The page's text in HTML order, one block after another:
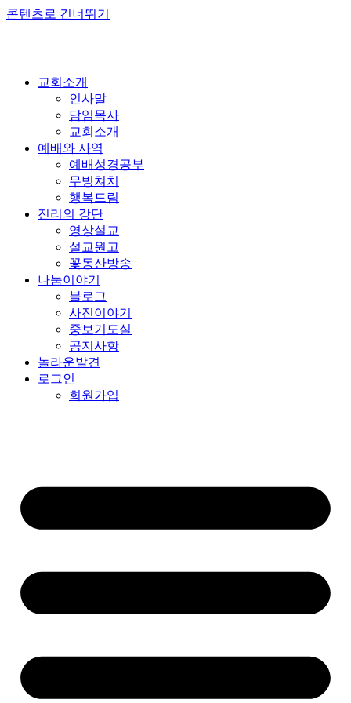
콘텐츠로 건너뛰기
교회소개
인사말
담임목사
교회소개
예배와 사역
예배성경공부
무빙쳐치
행복드림
진리의 강단
영상설교
설교원고
꽃동산방송
나눔이야기
블로그
사진이야기
중보기도실
공지사항
놀라운발견
로그인
회원가입